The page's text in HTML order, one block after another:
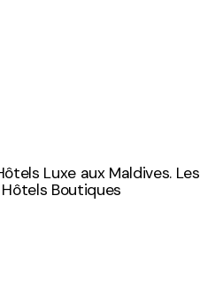
Luxe aux Maldives. Les
Boutiques